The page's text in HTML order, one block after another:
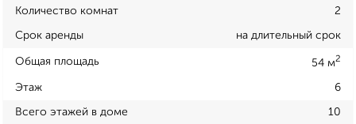
Количество комнат 2
Срок аренды на длительный срок
Общая площадь 54 м2
Этаж 6
Всего этажей в доме 10